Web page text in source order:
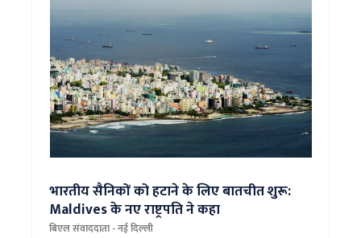
भारतीय सैनिकों को हटाने के लिए बातचीत शुरू:
Maldives के नए राष्ट्रपति ने कहा
बिएल संवाददाता - नई दिल्‍ली